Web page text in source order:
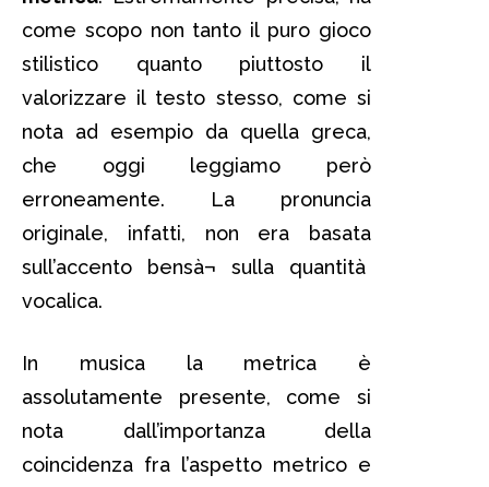
come scopo non tanto il puro gioco
stilistico quanto piuttosto il
valorizzare il testo stesso, come si
nota ad esempio da quella greca,
che oggi leggiamo però
erroneamente. La pronuncia
originale, infatti, non era basata
sull’accento bensà¬ sulla quantità
vocalica.
In musica la metrica è
assolutamente presente, come si
nota dall’importanza della
coincidenza fra l’aspetto metrico e